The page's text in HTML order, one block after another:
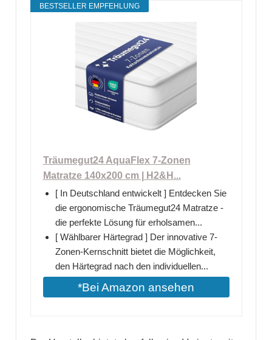
BESTSELLER EMPFEHLUNG
Träumegut24 AquaFlex 7-Zonen
Matratze 140x200 cm | H2&H...
[ In Deutschland entwickelt ] Entdecken Sie
die ergonomische Träumegut24 Matratze -
die perfekte Lösung für erholsamen...
[ Wählbarer Härtegrad ] Der innovative 7-
Zonen-Kernschnitt bietet die Möglichkeit,
den Härtegrad nach den individuellen...
*Bei Amazon ansehen